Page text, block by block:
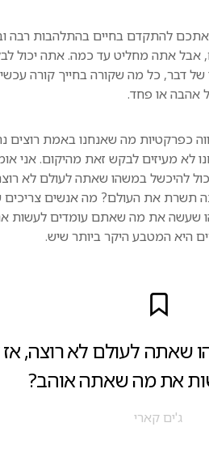
אתכם להתקדם בחיים בהתלהבות רבה
אבל אתה מחליט עד כמה. אתה יכול
של דבר, כל מה שקורה בחייך קורה
אהבה או פחד.
כפרקטיות מה שאנחנו באמת רוצים
לא מעיזים לבקש זאת מהיקום. אני
להיכשל במשהו שאתה לעולם לא
תשרת את העולם? מה אנשים צריכים
שעשה את מה שאתם עומדים לעשות
היא המטבע היקר ביותר שיש.
שאתה לעולם לא רוצה,
את מה שאתה אוהב?
ג'ים קארי